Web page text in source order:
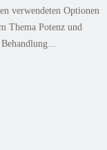
verwendeten Optionen
Thema Potenz und